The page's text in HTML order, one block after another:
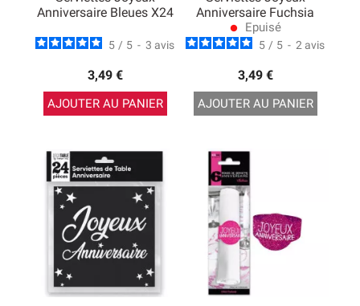
Anniversaire Bleues X24
5 / 5 - 3 avis
3,49 €
AJOUTER AU PANIER
Anniversaire Fuchsia
lens Epuisé
5 / 5 - 2 avis
3,49 €
AJOUTER AU PANIER